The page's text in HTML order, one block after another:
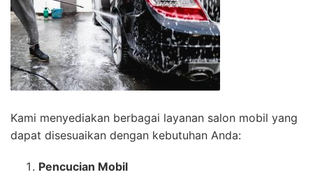
Kami menyediakan berbagai layanan salon mobil yang
dapat disesuaikan dengan kebutuhan Anda:
Pencucian Mobil